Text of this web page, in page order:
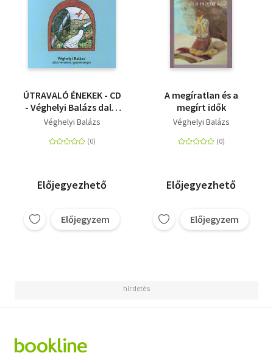
ÚTRAVALÓ ÉNEKEK - CD
- Véghelyi Balázs dalai
versekre,
Véghelyi Balázs
Előjegyezhető
Előjegyzem
A megíratlan és a
megírt idők
Véghelyi Balázs
Előjegyezhető
Előjegyzem